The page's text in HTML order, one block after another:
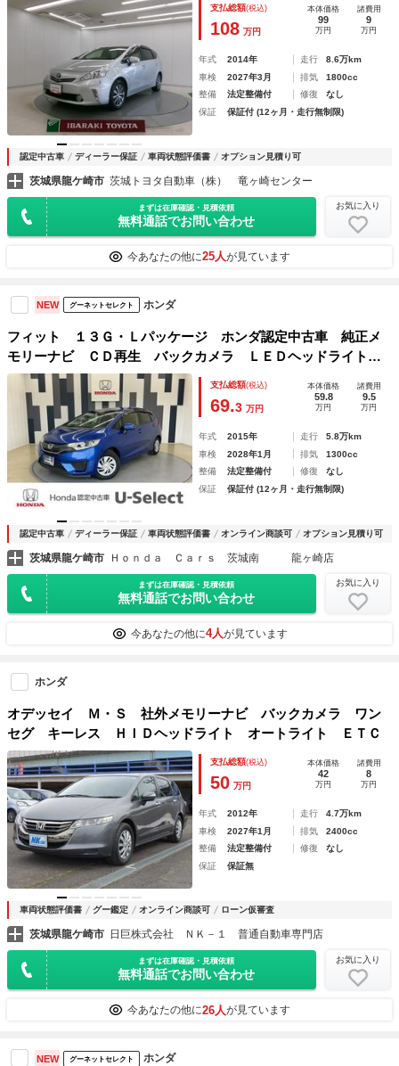
ク パワーウィンドウ アルミホイール サイドエアバッグ
支払総額(税込)
108 万円
本体価格
99
万円
諸費用
9
万円
年式 2014年 走行
8.6万km
車検
2027年3月 排気
1800cc
整備
法定整備付 修復
なし
保証
保証付 (12ヶ月・走行無制限)
認定中古車 ディーラー保証 車両状態評価書 オプション見積り可
茨城県龍ケ崎市 茨城トヨタ自動車（株） 竜ヶ崎センター
まずは在庫確認・見積依頼
無料通話でお問い合わせ
お気に入り
今あなたの他に25人が見ています
NEW グーネットセレクト ホンダ
フィット １３Ｇ・Ｌパッケージ ホンダ認定中古車 純正メ
モリーナビ ＣＤ再生 バックカメラ ＬＥＤヘッドライト
オートライト スマートキー スペアキー 衝突被害軽減ブレ
ーキ オートエアコン 社外ドラレコ前 アイドリングストッ
支払総額(税込)
69.3 万円
本体価格
59.8
万円
諸費用
9.5
万円
年式 2015年 走行
5.8万km
車検
2028年1月 排気
1300cc
整備
法定整備付 修復
なし
保証
保証付 (12ヶ月・走行無制限)
認定中古車 ディーラー保証 車両状態評価書 オンライン商談可 オプション見積り可
茨城県龍ケ崎市 Ｈｏｎｄａ Ｃａｒｓ 茨城南 龍ヶ崎店
まずは在庫確認・見積依頼
無料通話でお問い合わせ
お気に入り
今あなたの他に4人が見ています
ホンダ
オデッセイ Ｍ・Ｓ 社外メモリーナビ バックカメラ ワン
セグ キーレス ＨＩＤヘッドライト オートライト ＥＴＣ
支払総額(税込)
50 万円
本体価格
42
万円
諸費用
8
万円
年式 2012年 走行
4.7万km
車検
2027年1月 排気
2400cc
整備
法定整備付 修復
なし
保証
保証無
車両状態評価書 グー鑑定 オンライン商談可 ローン仮審査
茨城県龍ケ崎市 日巨株式会社 ＮＫ－１ 普通自動車専門店
まずは在庫確認・見積依頼
無料通話でお問い合わせ
お気に入り
今あなたの他に26人が見ています
NEW グーネットセレクト ホンダ